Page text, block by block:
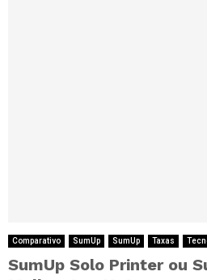
Comparativo SumUp SumUp Taxas
SumUp Solo Printer ou